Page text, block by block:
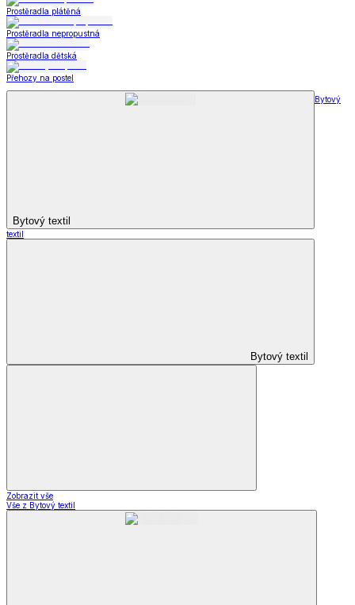
Prostěradla plátěná
Prostěradla nepropustná
Prostěradla dětská
Přehozy na postel
Bytový textil
Bytový
textil
Bytový textil
Zobrazit vše
Vše z Bytový textil